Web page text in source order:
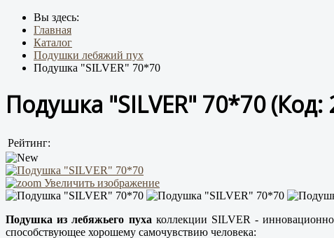
Вы здесь:
Главная
Каталог
Подушки лебяжий пух
Подушка "SILVER" 70*70
Подушка "SILVER" 70*70(Код:
Рейтинг:
Увеличить изображение
Подушка из лебяжьего пуха коллекции SILVER -
способствующее хорошему самочувствию человека: